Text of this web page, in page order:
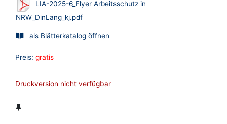
LIA-2025-6_Flyer Arbeitsschutz in
NRW_DinLang_kj.pdf
als Blätterkatalog öffnen
Preis: gratis
Druckversion nicht verfügbar